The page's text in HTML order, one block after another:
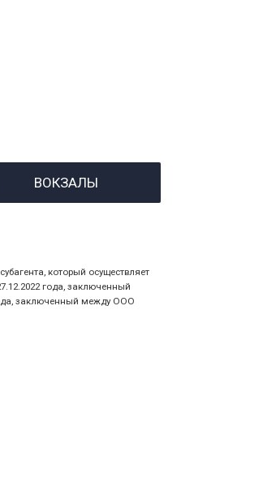
ВОКЗАЛЫ
который осуществляет
года, заключенный
заключенный между ООО